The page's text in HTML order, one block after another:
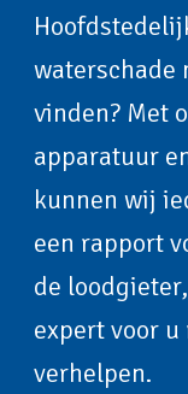
waterschade
vinden? Met
apparatuur
kunnen wij
een rapport
de
expert voor
verhelpen.